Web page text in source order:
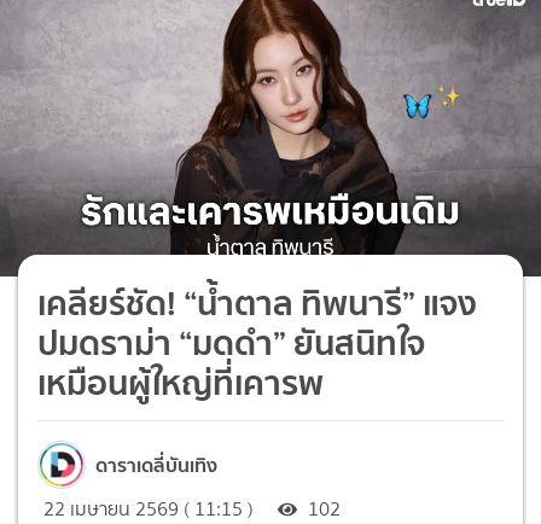
เคลียร์ชัด! “น้ำตาล ทิพนารี” แจง
ปมดราม่า “มดดำ” ยันสนิทใจ
เหมือนผู้ใหญ่ที่เคารพ
ดาราเดลี่บันเทิง
22 เมษายน 2569 ( 11:15 ) 102